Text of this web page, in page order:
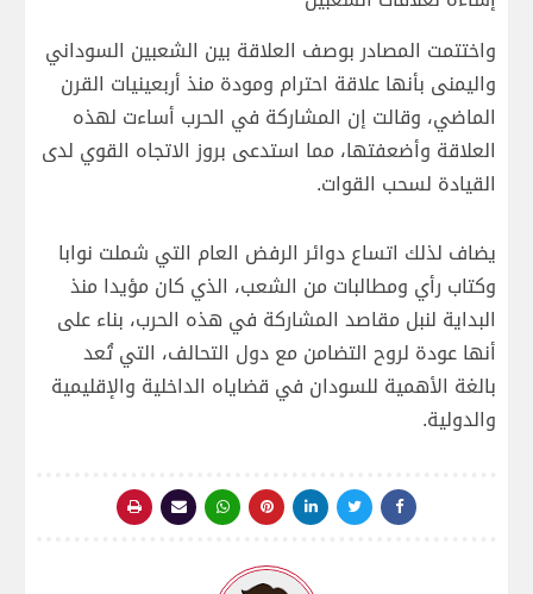
واختتمت المصادر بوصف العلاقة بين الشعبين السوداني
واليمنى بأنها علاقة احترام ومودة منذ أربعينيات القرن
الماضي، وقالت إن المشاركة في الحرب أساءت لهذه
العلاقة وأضعفتها، مما استدعى بروز الاتجاه القوي لدى
القيادة لسحب القوات.
يضاف لذلك اتساع دوائر الرفض العام التي شملت نوابا
وكتاب رأي ومطالبات من الشعب، الذي كان مؤيدا منذ
البداية لنبل مقاصد المشاركة في هذه الحرب، بناء على
أنها عودة لروح التضامن مع دول التحالف، التي تُعد
بالغة الأهمية للسودان في قضاياه الداخلية والإقليمية
والدولية.